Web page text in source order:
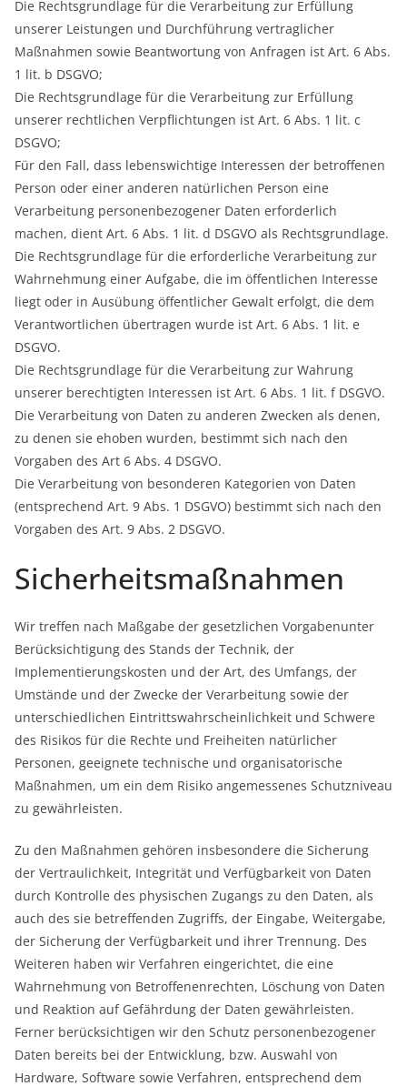
Die Rechtsgrundlage für die Verarbeitung zur Erfüllung
unserer Leistungen und Durchführung vertraglicher
Maßnahmen sowie Beantwortung von Anfragen ist Art. 6 Abs.
1 lit. b DSGVO;
Die Rechtsgrundlage für die Verarbeitung zur Erfüllung
unserer rechtlichen Verpflichtungen ist Art. 6 Abs. 1 lit. c
DSGVO;
Für den Fall, dass lebenswichtige Interessen der betroffenen
Person oder einer anderen natürlichen Person eine
Verarbeitung personenbezogener Daten erforderlich
machen, dient Art. 6 Abs. 1 lit. d DSGVO als Rechtsgrundlage.
Die Rechtsgrundlage für die erforderliche Verarbeitung zur
Wahrnehmung einer Aufgabe, die im öffentlichen Interesse
liegt oder in Ausübung öffentlicher Gewalt erfolgt, die dem
Verantwortlichen übertragen wurde ist Art. 6 Abs. 1 lit. e
DSGVO.
Die Rechtsgrundlage für die Verarbeitung zur Wahrung
unserer berechtigten Interessen ist Art. 6 Abs. 1 lit. f DSGVO.
Die Verarbeitung von Daten zu anderen Zwecken als denen,
zu denen sie ehoben wurden, bestimmt sich nach den
Vorgaben des Art 6 Abs. 4 DSGVO.
Die Verarbeitung von besonderen Kategorien von Daten
(entsprechend Art. 9 Abs. 1 DSGVO) bestimmt sich nach den
Vorgaben des Art. 9 Abs. 2 DSGVO.
Sicherheitsmaßnahmen
Wir treffen nach Maßgabe der gesetzlichen Vorgabenunter
Berücksichtigung des Stands der Technik, der
Implementierungskosten und der Art, des Umfangs, der
Umstände und der Zwecke der Verarbeitung sowie der
unterschiedlichen Eintrittswahrscheinlichkeit und Schwere
des Risikos für die Rechte und Freiheiten natürlicher
Personen, geeignete technische und organisatorische
Maßnahmen, um ein dem Risiko angemessenes Schutzniveau
zu gewährleisten.
Zu den Maßnahmen gehören insbesondere die Sicherung
der Vertraulichkeit, Integrität und Verfügbarkeit von Daten
durch Kontrolle des physischen Zugangs zu den Daten, als
auch des sie betreffenden Zugriffs, der Eingabe, Weitergabe,
der Sicherung der Verfügbarkeit und ihrer Trennung. Des
Weiteren haben wir Verfahren eingerichtet, die eine
Wahrnehmung von Betroffenenrechten, Löschung von Daten
und Reaktion auf Gefährdung der Daten gewährleisten.
Ferner berücksichtigen wir den Schutz personenbezogener
Daten bereits bei der Entwicklung, bzw. Auswahl von
Hardware, Software sowie Verfahren, entsprechend dem